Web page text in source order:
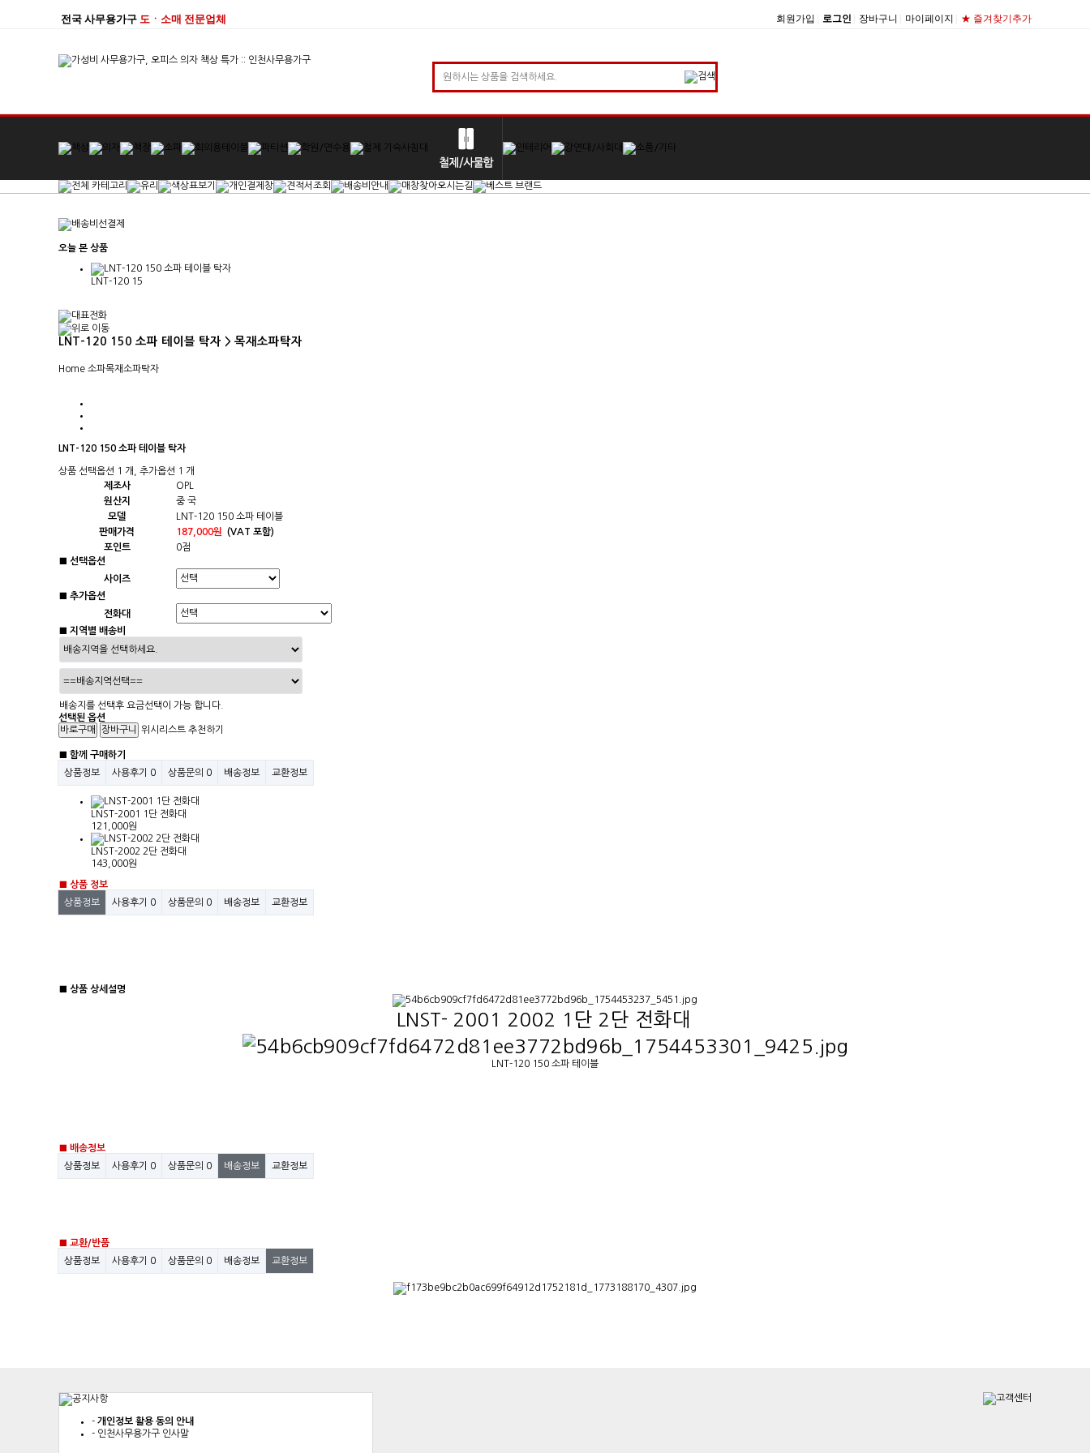
전국 사무용가구 도ㆍ소매 전문업체 회원가입 로그인 장바구니 마이페이지 ★ 즐겨찾기추가
오늘 본 상품
LNT-120 15
LNT-120 150 소파 테이블 탁자 > 목재소파탁자
Home 소파목재소파탁자
LNT-120 150 소파 테이블 탁자
상품 선택옵션 1 개, 추가옵션 1 개
제조사
OPL
원산지
중 국
모델
LNT-120 150 소파 테이블
판매가격
187,000원
(VAT 포함)
포인트
0점
■ 선택옵션
사이즈
■ 추가옵션
전화대
■ 지역별 배송비
배송지를 선택후 요금선택이 가능 합니다.
선택된 옵션
위시리스트 추천하기
■ 함께 구매하기
상품정보
사용후기 0 상품문의 0 배송정보 교환정보
LNST-2001 1단 전화대
121,000원
LNST-2002 2단 전화대
143,000원
■ 상품 정보
상품정보
사용후기 0 상품문의 0 배송정보 교환정보
■ 상품 상세설명
LNST- 2001 2002 1단 2단 전화대
LNT-120 150 소파 테이블
■ 배송정보
상품정보
사용후기 0 상품문의 0 배송정보 교환정보
■ 교환/반품
상품정보
사용후기 0 상품문의 0 배송정보 교환정보
- 개인정보 활용 동의 안내
- 인천사무용가구 인사말